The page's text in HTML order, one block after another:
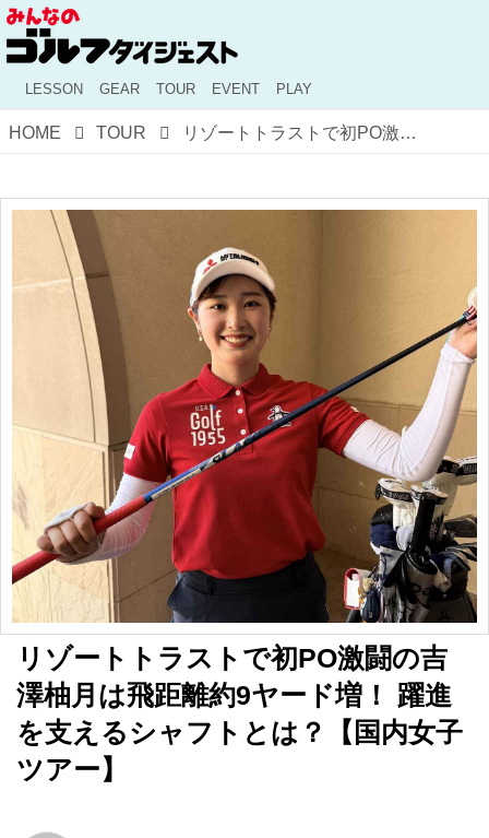
LESSON GEAR TOUR EVENT PLAY
HOME TOUR リゾートトラストで初PO激闘の吉澤柚月は飛距離約9ヤード増！ 躍進を支えるシャフトとは？【国内女子ツアー】
リゾートトラストで初PO激闘の吉
澤柚月は飛距離約9ヤード増！ 躍進
を支えるシャフトとは？【国内女子
ツアー】